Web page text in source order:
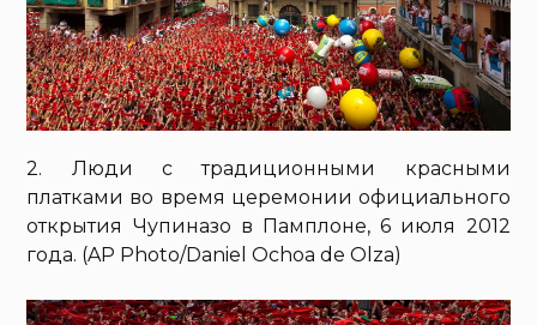
2. Люди с традиционными красными
платками во время церемонии официального
открытия Чупиназо в Памплоне, 6 июля 2012
года. (AP Photo/Daniel Ochoa de Olza)